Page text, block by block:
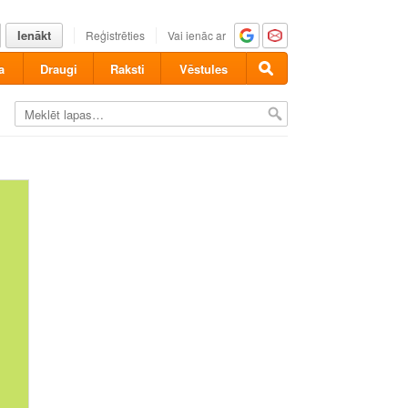
Ienākt Reģistrēties Vai ienāc ar
Draugi Raksti Vēstules